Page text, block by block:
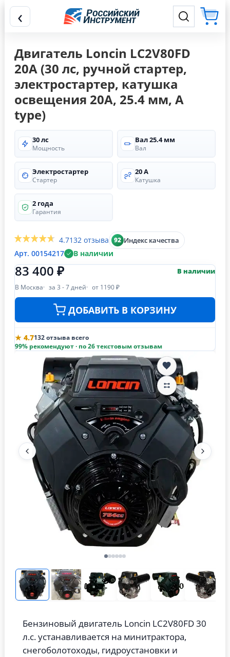
‹
Двигатель Loncin LC2V80FD
20А (30 лс, ручной стартер,
электростартер, катушка
освещения 20А, 25.4 мм, A
type)
30 лс
Мощность
Вал 25.4 мм
Вал
Электростартер
Стартер
20 А
Катушка
2 года
Гарантия
4.7132 отзыва 92 Индекс качества
Арт. 00154217 В наличии
83 400 ₽ В наличии
В Москва за 3 - 7 дней от 1190 ₽
ДОБАВИТЬ В КОРЗИНУ
★ 4.7132 отзыва всего
99% рекомендуют · по 26 текстовым отзывам
Бензиновый двигатель Loncin LC2V80FD 30
л.с. устанавливается на минитрактора,
снегоболотоходы, гидроустановки и